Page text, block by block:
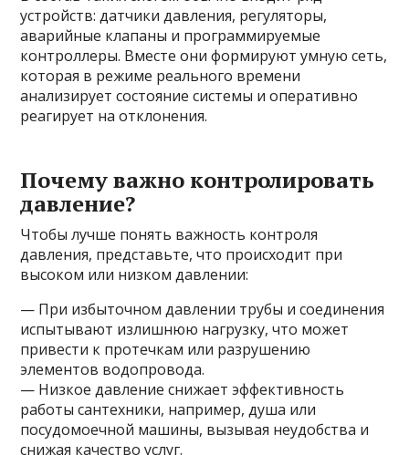
устройств: датчики давления, регуляторы,
аварийные клапаны и программируемые
контроллеры. Вместе они формируют умную сеть,
которая в режиме реального времени
анализирует состояние системы и оперативно
реагирует на отклонения.
Почему важно контролировать
давление?
Чтобы лучше понять важность контроля
давления, представьте, что происходит при
высоком или низком давлении:
— При избыточном давлении трубы и соединения
испытывают излишнюю нагрузку, что может
привести к протечкам или разрушению
элементов водопровода.
— Низкое давление снижает эффективность
работы сантехники, например, душа или
посудомоечной машины, вызывая неудобства и
снижая качество услуг.